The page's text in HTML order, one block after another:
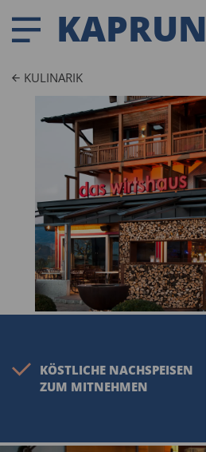
KAPRUN
KULINARIK
KÖSTLICHE NACHSPEISEN
ZUM MITNEHMEN